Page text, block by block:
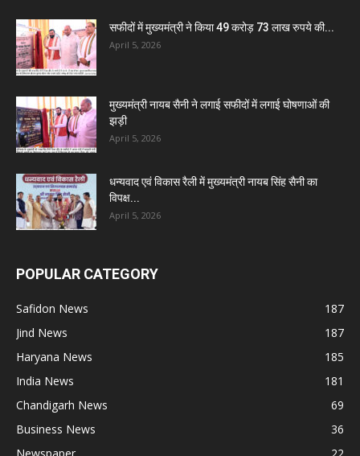
सफीदों में मुख्यमंत्री ने किया 49 करोड़ 73 लाख रुपये की...
April 5, 2026
मुख्यमंत्री नायब सैनी ने लगाई सफीदों में लगाई घोषणाओं की
झड़ी
April 5, 2026
धन्यवाद एवं विकास रैली में मुख्यमंत्री नायब सिंह सैनी का
विपक्ष...
April 5, 2026
POPULAR CATEGORY
Safidon News
187
Jind News
187
Haryana News
185
India News
181
Chandigarh News
69
Business News
36